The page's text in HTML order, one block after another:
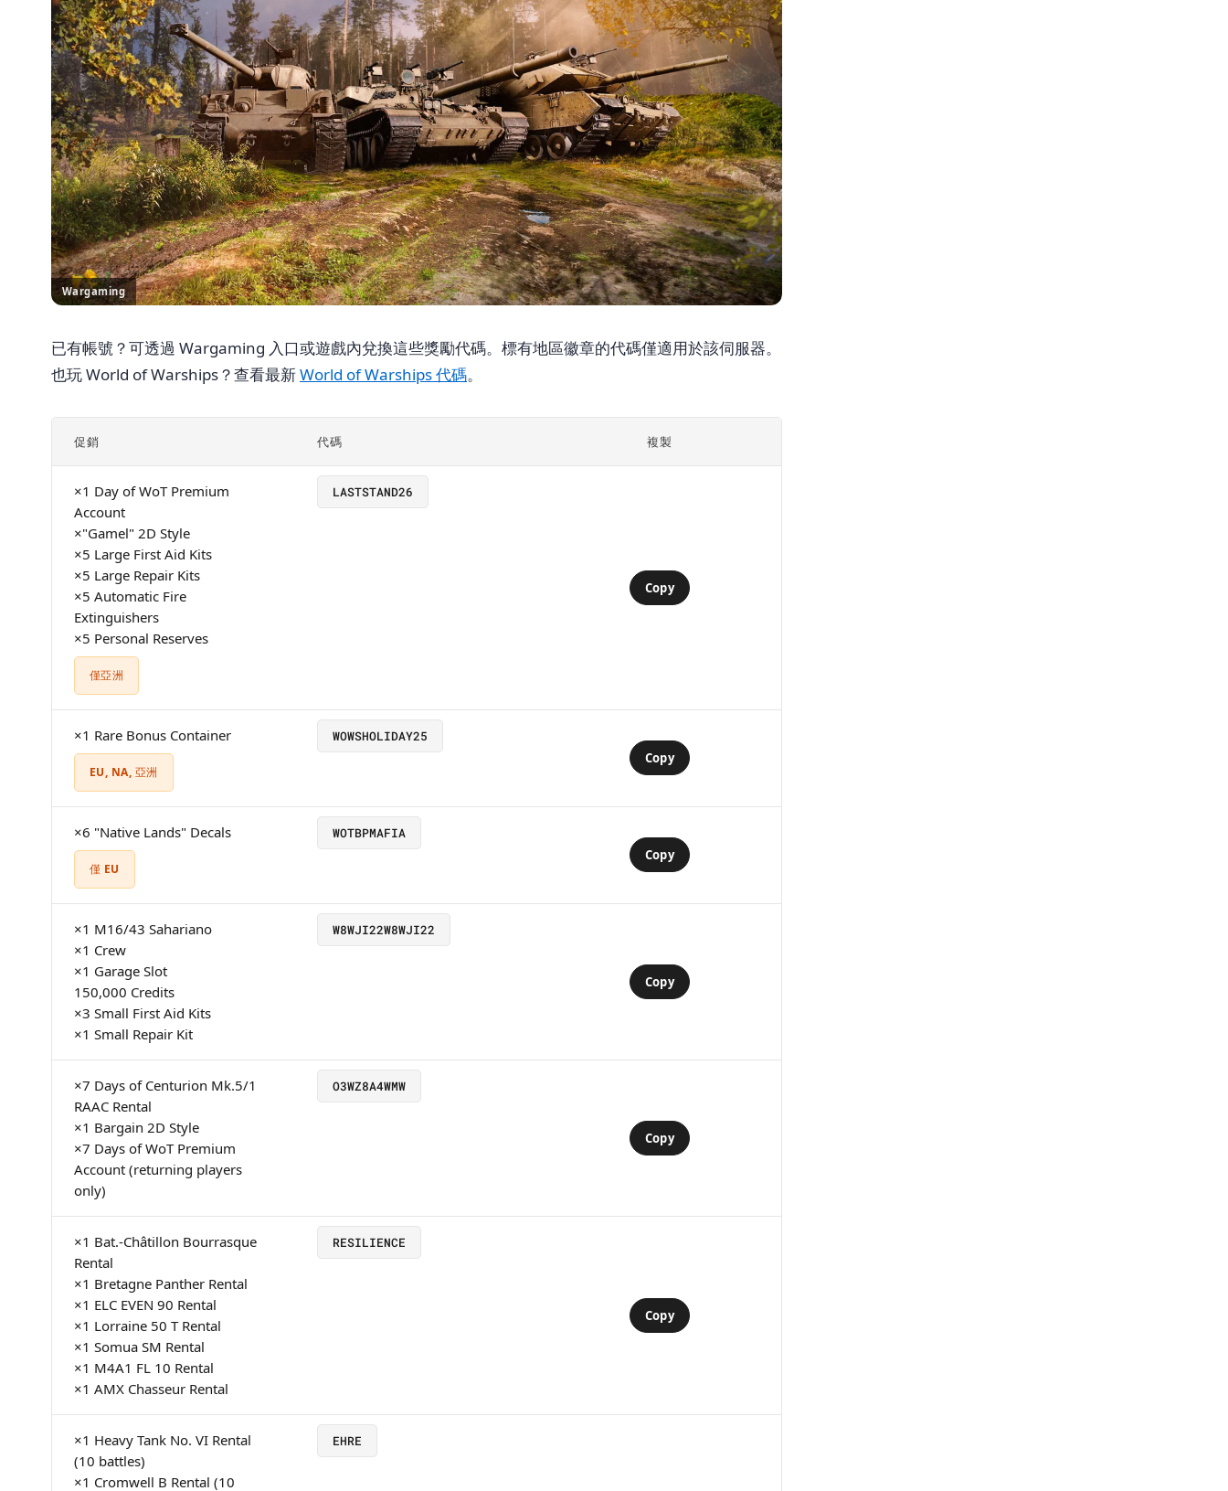
Wargaming
已有帳號？可透過 Wargaming 入口或遊戲內兌換這些獎勵代碼。標有地區徽章的代碼僅適用於該伺服器。
也玩 World of Warships？查看最新World of Warships 代碼。
促銷 代碼 複製
×1 Day of WoT Premium
Account
×"Gamel" 2D Style
×5 Large First Aid Kits
×5 Large Repair Kits
×5 Automatic Fire
Extinguishers
×5 Personal Reserves
僅亞洲
LASTSTAND26
Copy
×1 Rare Bonus Container
EU, NA, 亞洲
WOWSHOLIDAY25
Copy
×6 "Native Lands" Decals
僅 EU
WOTBPMAFIA
Copy
×1 M16/43 Sahariano
×1 Crew
×1 Garage Slot
150,000 Credits
×3 Small First Aid Kits
×1 Small Repair Kit
W8WJI22W8WJI22
Copy
×7 Days of Centurion Mk.5/1
RAAC Rental
×1 Bargain 2D Style
×7 Days of WoT Premium
Account (returning players
only)
O3WZ8A4WMW
Copy
×1 Bat.-Châtillon Bourrasque
Rental
×1 Bretagne Panther Rental
×1 ELC EVEN 90 Rental
×1 Lorraine 50 T Rental
×1 Somua SM Rental
×1 M4A1 FL 10 Rental
×1 AMX Chasseur Rental
RESILIENCE
Copy
×1 Heavy Tank No. VI Rental
(10 battles)
×1 Cromwell B Rental (10
EHRE